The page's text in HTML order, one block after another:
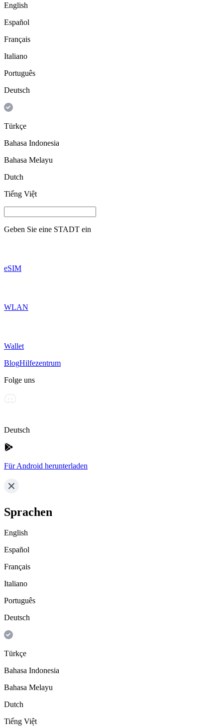
English
Español
Français
Italiano
Português
Deutsch
Türkçe
Bahasa Indonesia
Bahasa Melayu
Dutch
Tiếng Việt
Geben Sie eine STADT ein
eSIM
WLAN
Wallet
BlogHilfezentrum
Folge uns
Deutsch
Für Android herunterladen
Sprachen
English
Español
Français
Italiano
Português
Deutsch
Türkçe
Bahasa Indonesia
Bahasa Melayu
Dutch
Tiếng Việt